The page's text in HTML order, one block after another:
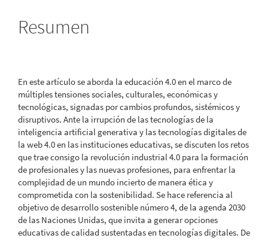
artículo
Resumen
En este artículo se aborda la educación 4.0 en el marco de
múltiples tensiones sociales, culturales, económicas y
tecnológicas, signadas por cambios profundos, sistémicos y
disruptivos. Ante la irrupción de las tecnologías de la
inteligencia artificial generativa y las tecnologías digitales de
la web 4.0 en las instituciones educativas, se discuten los retos
que trae consigo la revolución industrial 4.0 para la formación
de profesionales y las nuevas profesiones, para enfrentar la
complejidad de un mundo incierto de manera ética y
comprometida con la sostenibilidad. Se hace referencia al
objetivo de desarrollo sostenible número 4, de la agenda 2030
de las Naciones Unidas, que invita a generar opciones
educativas de calidad sustentadas en tecnologías digitales. De